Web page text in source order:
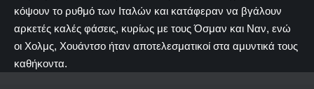
κόψουν το ρυθμό των Ιταλών και κατάφεραν να βγάλουν
αρκετές καλές φάσεις, κυρίως με τους Όσμαν και Ναν, ενώ
οι Χολμς, Χουάντσο ήταν αποτελεσματικοί στα αμυντικά τους
καθήκοντα.